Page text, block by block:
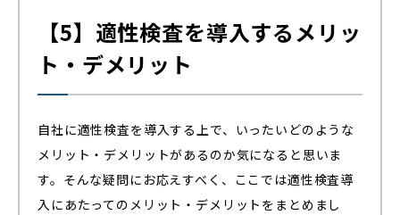
【5】適性検査を導入するメリッ
ト・デメリット
自社に適性検査を導入する上で、いったいどのような
メリット・デメリットがあるのか気になると思いま
す。そんな疑問にお応えすべく、ここでは適性検査導
入にあたってのメリット・デメリットをまとめまし